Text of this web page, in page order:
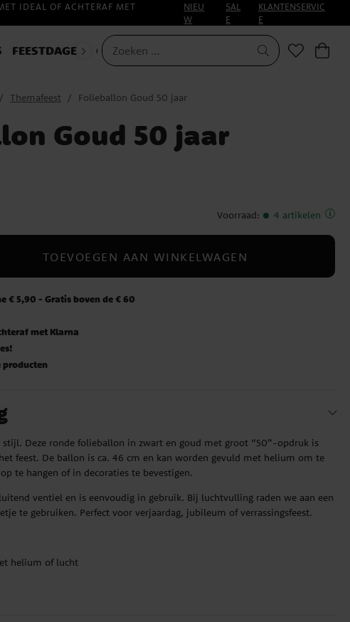
IDEAL OF ACHTERAF MET
NIEU
W
SAL
E
KLANTENSERVIC
E
FEESTDAGEN CARNAVAL
Themafeest Folieballon Goud 50 jaar
Goud 50 jaar
Voorraad: 4 artikelen
TOEVOEGEN AAN WINKELWAGEN
€ 5,90 - Gratis boven de € 60
met Klarna
producten
stijl. Deze ronde folieballon in zwart en goud met groot “50”-opdruk is
feest. De ballon is ca. 46 cm en kan worden gevuld met helium om te
te hangen of in decoraties te bevestigen.
ventiel en is eenvoudig in gebruik. Bij luchtvulling raden we aan een
te gebruiken. Perfect voor verjaardag, jubileum of verrassingsfeest.
helium of lucht